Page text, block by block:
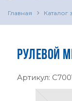
Главная Каталог
РУЛЕВОЙ
Артикул: